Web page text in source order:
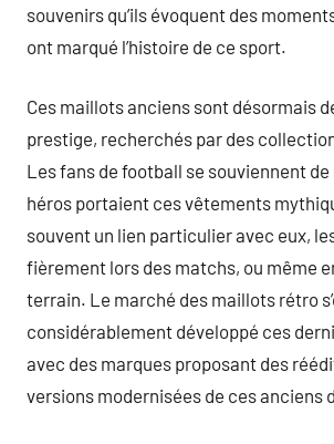
souvenirs qu’ils évoquent des
ont marqué l’histoire de ce sport.
Ces maillots anciens sont désormais
prestige, recherchés par des
Les fans de football se souviennent de
héros portaient ces vêtements
souvent un lien particulier avec eux,
fièrement lors des matchs, ou même
terrain. Le marché des maillots rétro
considérablement développé ces
avec des marques proposant des
versions modernisées de ces anciens